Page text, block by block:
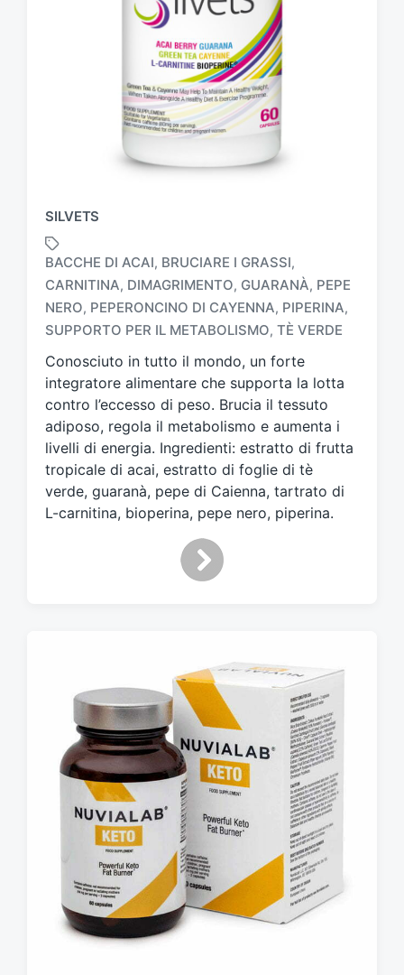
SILVETS
a
g
g
t
o
c
o
n
BACCHE DI ACAI, BRUCIARE I GRASSI,
CARNITINA, DIMAGRIMENTO, GUARANÀ, PEPE
NERO, PEPERONCINO DI CAYENNA, PIPERINA,
SUPPORTO PER IL METABOLISMO, TÈ VERDE
Conosciuto in tutto il mondo, un forte
integratore alimentare che supporta la lotta
contro l’eccesso di peso. Brucia il tessuto
adiposo, regola il metabolismo e aumenta i
livelli di energia. Ingredienti: estratto di frutta
tropicale di acai, estratto di foglie di tè
verde, guaranà, pepe di Caienna, tartrato di
L-carnitina, bioperina, pepe nero, piperina.